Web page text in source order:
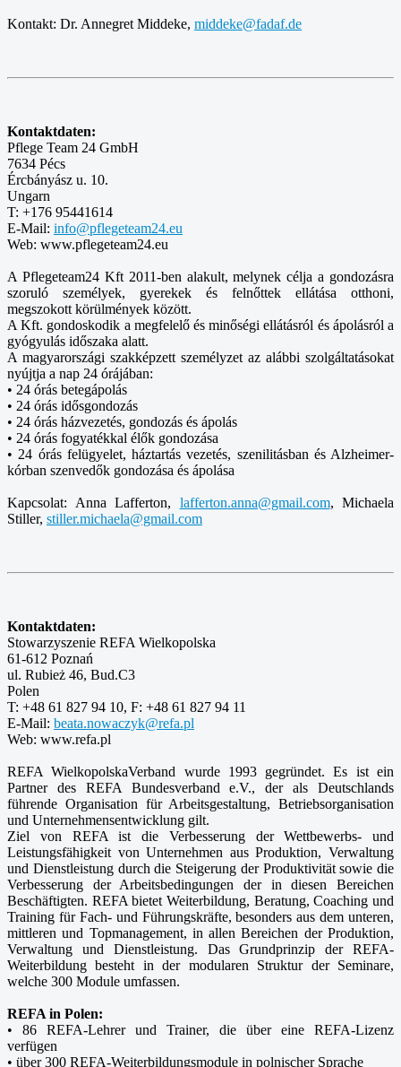
Kontakt: Dr. Annegret Middeke, middeke@fadaf.de
Kontaktdaten:
Pflege Team 24 GmbH
7634 Pécs
Ércbányász u. 10.
Ungarn
T: +176 95441614
E-Mail: info@pflegeteam24.eu
Web: www.pflegeteam24.eu
A Pflegeteam24 Kft 2011-ben alakult, melynek célja a gondozásra
szoruló személyek, gyerekek és felnőttek ellátása otthoni,
megszokott körülmények között.
A Kft. gondoskodik a megfelelő és minőségi ellátásról és ápolásról a
gyógyulás időszaka alatt.
A magyarországi szakképzett személyzet az alábbi szolgáltatásokat
nyújtja a nap 24 órájában:
• 24 órás betegápolás
• 24 órás idősgondozás
• 24 órás házvezetés, gondozás és ápolás
• 24 órás fogyatékkal élők gondozása
• 24 órás felügyelet, háztartás vezetés, szenilitásban és Alzheimer-
kórban szenvedők gondozása és ápolása
Kapcsolat: Anna Lafferton, lafferton.anna@gmail.com, Michaela
Stiller, stiller.michaela@gmail.com
Kontaktdaten:
Stowarzyszenie REFA Wielkopolska
61-612 Poznań
ul. Rubież 46, Bud.C3
Polen
T: +48 61 827 94 10, F: +48 61 827 94 11
E-Mail: beata.nowaczyk@refa.pl
Web: www.refa.pl
REFA WielkopolskaVerband wurde 1993 gegründet. Es ist ein
Partner des REFA Bundesverband e.V., der als Deutschlands
führende Organisation für Arbeitsgestaltung, Betriebsorganisation
und Unternehmensentwicklung gilt.
Ziel von REFA ist die Verbesserung der Wettbewerbs- und
Leistungsfähigkeit von Unternehmen aus Produktion, Verwaltung
und Dienstleistung durch die Steigerung der Produktivität sowie die
Verbesserung der Arbeitsbedingungen der in diesen Bereichen
Beschäftigten. REFA bietet Weiterbildung, Beratung, Coaching und
Training für Fach- und Führungskräfte, besonders aus dem unteren,
mittleren und Topmanagement, in allen Bereichen der Produktion,
Verwaltung und Dienstleistung. Das Grundprinzip der REFA-
Weiterbildung besteht in der modularen Struktur der Seminare,
welche 300 Module umfassen.
REFA in Polen:
• 86 REFA-Lehrer und Trainer, die über eine REFA-Lizenz
verfügen
• über 300 REFA-Weiterbildungsmodule in polnischer Sprache